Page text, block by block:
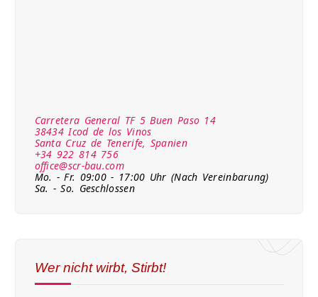
Carretera General TF 5 Buen Paso 14
38434 Icod de los Vinos
Santa Cruz de Tenerife, Spanien
+34 922 814 756
office@scr-bau.com
Mo. - Fr. 09:00 - 17:00 Uhr (Nach Vereinbarung)
Sa. - So. Geschlossen
Wer nicht wirbt, Stirbt!